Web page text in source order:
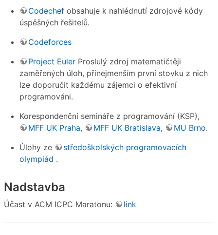
Codechef obsahuje k nahlédnutí zdrojové kódy
úspěšných řešitelů.
Codeforces
Project Euler Proslulý zdroj matematičtěji
zaměřených úloh, přinejmenším první stovku z nich
lze doporučit každému zájemci o efektivní
programováni.
Korespondenční semináře z programování (KSP),
MFF UK Praha, MFF UK Bratislava, MU Brno.
Úlohy ze
středoškolských programovacích
olympiád .
Nadstavba
Účast v ACM ICPC Maratonu: link